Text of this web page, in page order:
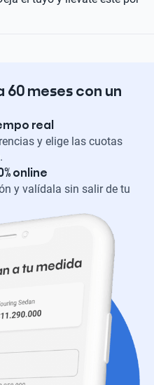
60 meses con un
real
y elige las cuotas
online
y valídala sin salir de tu